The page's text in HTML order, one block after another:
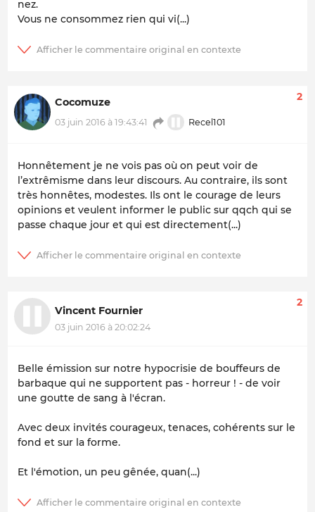
nez.
Vous ne consommez rien qui vi(...)
Cocomuze
03 juin 2016 à 19:43:41 Recel101
2
Honnêtement je ne vois pas où on peut voir de
l’extrêmisme dans leur discours. Au contraire, ils sont
très honnêtes, modestes. Ils ont le courage de leurs
opinions et veulent informer le public sur qqch qui se
passe chaque jour et qui est directement(...)
Vincent Fournier
03 juin 2016 à 20:02:24
2
Belle émission sur notre hypocrisie de bouffeurs de
barbaque qui ne supportent pas - horreur ! - de voir
une goutte de sang à l'écran.
Avec deux invités courageux, tenaces, cohérents sur le
fond et sur la forme.
Et l'émotion, un peu gênée, quan(...)